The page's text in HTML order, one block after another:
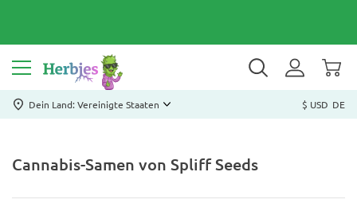
Dein Land: Vereinigte Staaten $ USD DE
Cannabis-Samen von Spliff Seeds